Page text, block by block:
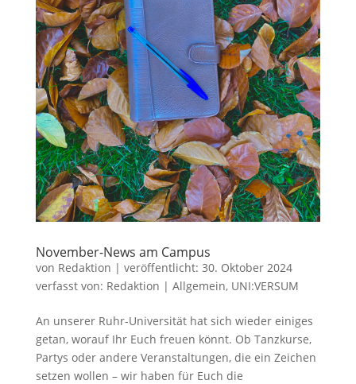
November-News am Campus
von Redaktion | veröffentlicht: 30. Oktober 2024
verfasst von: Redaktion | Allgemein, UNI:VERSUM
An unserer Ruhr-Universität hat sich wieder einiges
getan, worauf Ihr Euch freuen könnt. Ob Tanzkurse,
Partys oder andere Veranstaltungen, die ein Zeichen
setzen wollen – wir haben für Euch die